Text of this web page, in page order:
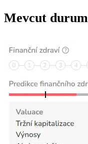
Mevcut durum